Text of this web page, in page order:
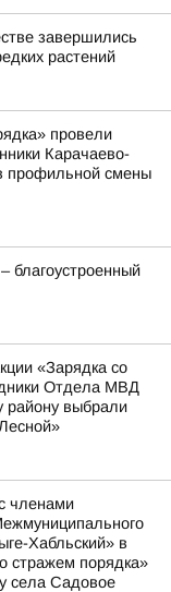
завершились
растений
провели
Карачаево-
профильной смены
благоустроенный
«Зарядка со
Отдела МВД
району выбрали
членами
Хабльский» в
стражем порядка»
села Садовое